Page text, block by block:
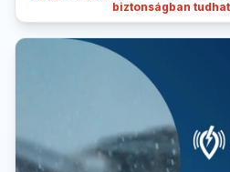
biztonságban